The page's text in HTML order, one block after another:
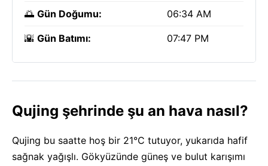
🌅 Gün Doğumu: 06:34 AM
🌇 Gün Batımı: 07:47 PM
Qujing şehrinde şu an hava nasıl?
Qujing bu saatte hoş bir 21°C tutuyor, yukarıda hafif
sağnak yağışlı. Gökyüzünde güneş ve bulut karışımı